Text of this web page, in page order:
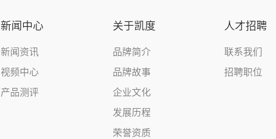
新闻中心
新闻资讯
视频中心
产品测评
关于凯度
品牌简介
品牌故事
企业文化
发展历程
荣誉资质
人才招聘
联系我们
招聘职位